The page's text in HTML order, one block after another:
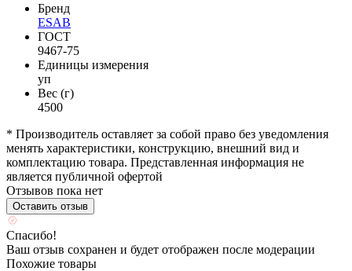
Бренд
ESAB
ГОСТ
9467-75
Единицы измерения
уп
Вес (г)
4500
* Производитель оставляет за собой право без уведомления
менять характеристики, конструкцию, внешний вид и
комплектацию товара. Представленная информация не
является публичной офертой
Отзывов пока нет
Оставить отзыв
Спасибо!
Ваш отзыв сохранен и будет отображен после модерации
Похожие товары